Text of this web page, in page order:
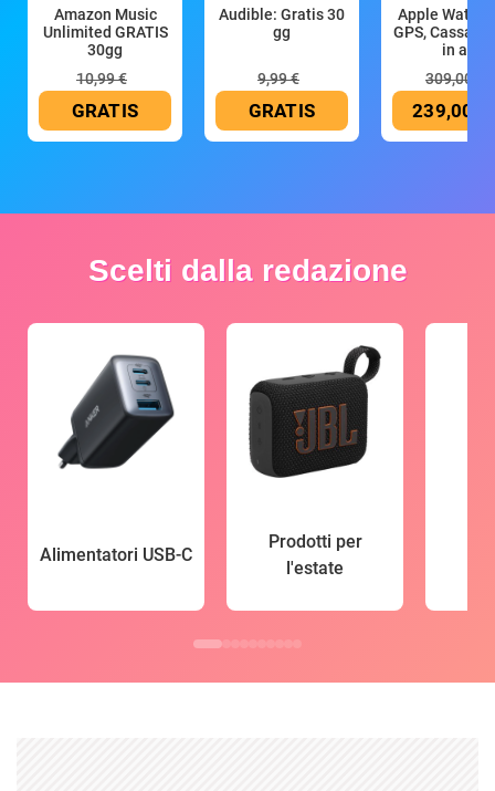
Amazon Music
Unlimited GRATIS
30gg
10,99 €
GRATIS
Audible: Gratis 30
gg
9,99 €
GRATIS
Apple Watch
GPS, Cassa
in all
309,00 €
239,00 €
Scelti dalla redazione
Alimentatori USB-C
Prodotti per
l'estate